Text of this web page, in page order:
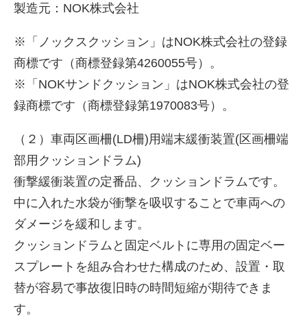
製造元：NOK株式会社
※「ノックスクッション」はNOK株式会社の登録
商標です（商標登録第4260055号）。
※「NOKサンドクッション」はNOK株式会社の登
録商標です（商標登録第1970083号）。
（２）車両区画柵(LD柵)用端末緩衝装置(区画柵端
部用クッションドラム)
衝撃緩衝装置の定番品、クッションドラムです。
中に入れた水袋が衝撃を吸収することで車両への
ダメージを緩和します。
クッションドラムと固定ベルトに専用の固定ベー
スプレートを組み合わせた構成のため、設置・取
替が容易で事故復旧時の時間短縮が期待できま
す。